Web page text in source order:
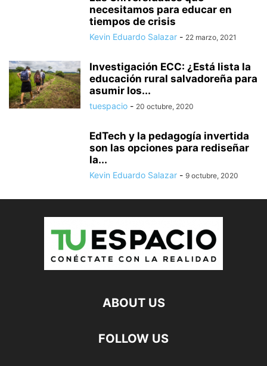
necesitamos para educar en
tiempos de crisis
Kevin Eduardo Salazar - 22 marzo, 2021
Investigación ECC: ¿Está lista la
educación rural salvadoreña para
asumir los...
tuespacio - 20 octubre, 2020
EdTech y la pedagogía invertida
son las opciones para rediseñar
la...
Kevin Eduardo Salazar - 9 octubre, 2020
ABOUT US
FOLLOW US